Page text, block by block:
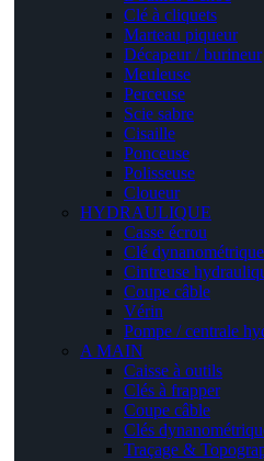
Clé à cliquets
Marteau piqueur
Décapeur / burineur
Meuleuse
Perceuse
Scie sabre
Cisaille
Ponceuse
Polisseuse
Cloueur
HYDRAULIQUE
Casse écrou
Clé
Cintreuse
Coupe câble
Vérin
Pompe / centrale
A MAIN
Caisse à outils
Clés à frapper
Coupe câble
Clés
Traçage &